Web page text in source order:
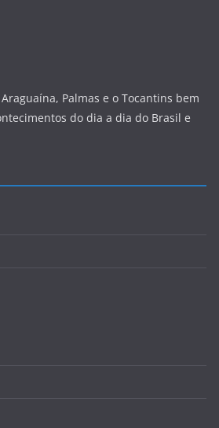
Palmas e o Tocantins bem
do dia a dia do Brasil e